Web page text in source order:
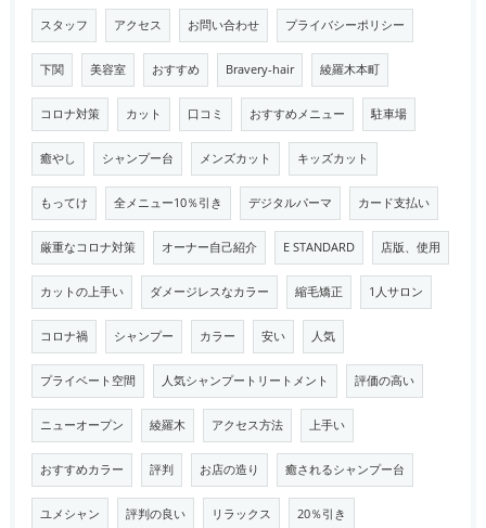
スタッフ アクセス お問い合わせ プライバシーポリシー
下関 美容室 おすすめ Bravery-hair 綾羅木本町
コロナ対策 カット 口コミ おすすめメニュー 駐車場
癒やし シャンプー台 メンズカット キッズカット
もってけ 全メニュー10％引き デジタルパーマ カード支払い
厳重なコロナ対策 オーナー自己紹介 E STANDARD 店版、使用
カットの上手い ダメージレスなカラー 縮毛矯正 1人サロン
コロナ禍 シャンプー カラー 安い 人気
プライベート空間 人気シャンプートリートメント 評価の高い
ニューオープン 綾羅木 アクセス方法 上手い
おすすめカラー 評判 お店の造り 癒されるシャンプー台
ユメシャン 評判の良い リラックス 20％引き